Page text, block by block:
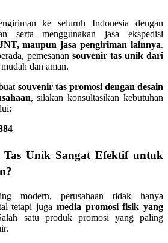
ke seluruh Indonesia dengan
serta menggunakan jasa ekspedisi
maupun jasa pengiriman lainnya.
pemesanan souvenir tas unik dari
dan aman.
souvenir tas promosi dengan desain
, silakan konsultasikan kebutuhan
Tas Unik Sangat Efektif untuk
modern, perusahaan tidak hanya
tetapi juga media promosi fisik yang
satu produk promosi yang paling